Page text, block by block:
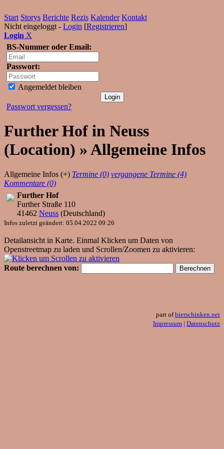
Start Storys Berichte Rezis Kalender Kontakt
Nicht eingeloggt - Login [Registrieren]
Login X
BS-Nummer oder Email:
Passwort:
Angemeldet bleiben
Passwort vergessen?
Further Hof in Neuss
(Location) » Allgemeine Infos
Allgemeine Infos (+) Termine (0) vergangene Termine (4)
Kommentare (0)
Further Hof
Further Straße 110
41462 Neuss (Deutschland)
Infos zuletzt geändert: 05.04.2022 09:26
Detailansicht in Karte. Einmal Klicken um Daten von
Openstreetmap zu laden und Scrollen/Zoomen zu aktivieren:
Route berechnen von:
part ofbierschinken.net
Impressum | Datenschutz